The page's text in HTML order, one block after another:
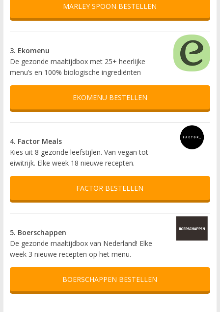
MARLEY SPOON BESTELLEN
3. Ekomenu
De gezonde maaltijdbox met 25+ heerlijke
menu’s en 100% biologische ingrediënten
EKOMENU BESTELLEN
4. Factor Meals
Kies uit 8 gezonde leefstijlen. Van vegan tot
eiwitrijk. Elke week 18 nieuwe recepten.
FACTOR BESTELLEN
5. Boerschappen
De gezonde maaltijdbox van Nederland! Elke
week 3 nieuwe recepten op het menu.
BOERSCHAPPEN BESTELLEN